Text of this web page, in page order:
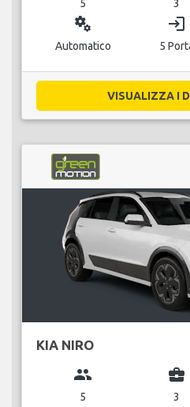
5 3
miscellaneous_services
Automatico
login
5
VISUALIZZA I
KIA NIRO
group
5
business_center
3